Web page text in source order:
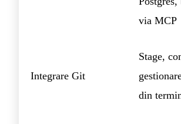
via MCP
Integrare Git
Stage,
din